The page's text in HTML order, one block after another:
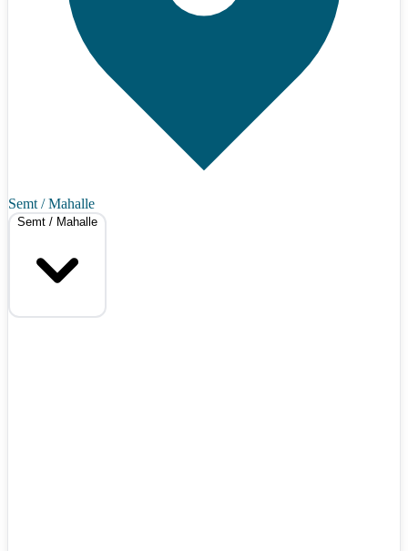
Semt / Mahalle
Semt / Mahalle